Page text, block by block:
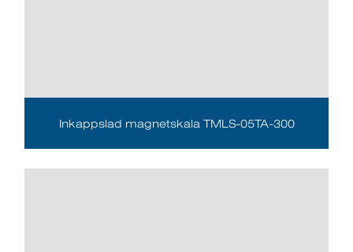
Inkappslad magnetskala TMLS-05TA-300